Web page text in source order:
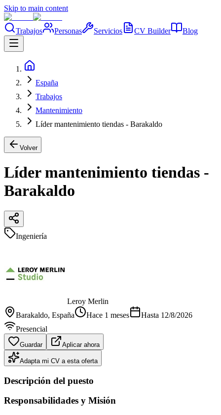
Skip to main content
Trabajos Personas Servicios CV Builder Blog
España
Trabajos
Mantenimiento
Líder mantenimiento tiendas - Barakaldo
Volver
Líder mantenimiento tiendas -
Barakaldo
Ingeniería
Leroy Merlin
Barakaldo, España Hace 1 meses Hasta 12/8/2026
Presencial
Guardar Aplicar ahora
Adapta mi CV a esta oferta
Descripción del puesto
Responsabilidades y Misión